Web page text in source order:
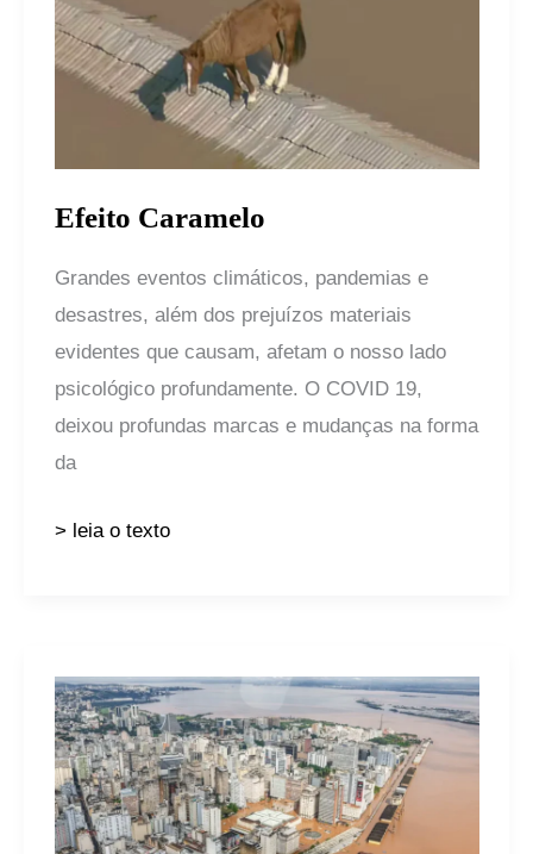
Efeito Caramelo
Grandes eventos climáticos, pandemias e
desastres, além dos prejuízos materiais
evidentes que causam, afetam o nosso lado
psicológico profundamente. O COVID 19,
deixou profundas marcas e mudanças na forma
da
> leia o texto
Uma
enchente
e
tanto